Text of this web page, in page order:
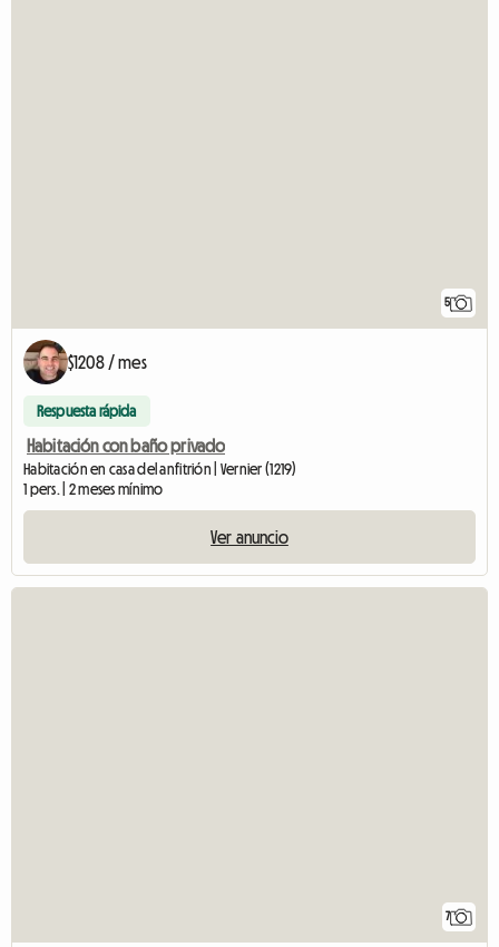
5
$1208 / mes
Respuesta rápida
Habitación con baño privado
Habitación en casa del anfitrión | Vernier (1219)
1 pers. | 2 meses mínimo
Ver anuncio
7